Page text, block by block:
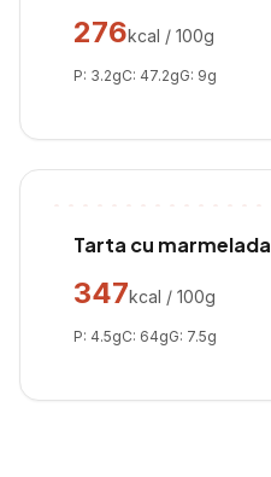
276kcal / 100g
P: 3.2gC: 47.2gG: 9g
Tarta cu marmelada
347kcal / 100g
P: 4.5gC: 64gG: 7.5g